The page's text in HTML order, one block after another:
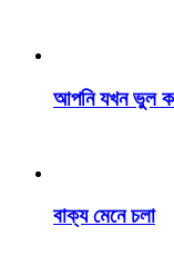
আপনি যখন ভুল
বাক্য মেনে চলা